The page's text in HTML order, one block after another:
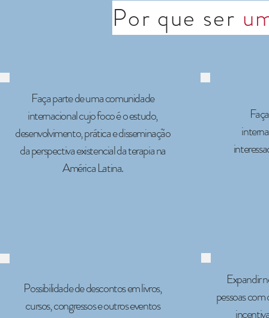
Por que ser
Faça parte de uma comunidade
internacional cujo foco é o estudo,
desenvolvimento, prática e disseminação
da perspectiva existencial da terapia na
América Latina.
Possibilidade de descontos em livros,
cursos, congressos e outros eventos
Expandir
pessoas com